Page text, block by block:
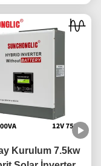
Kurulum 7.5kw